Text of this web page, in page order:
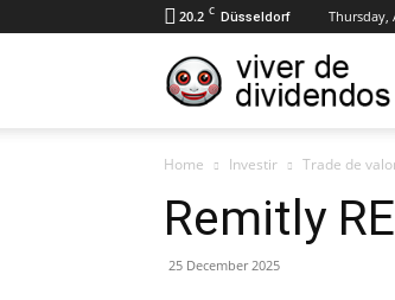
20.2 C Düsseldorf Thursday,
Home Investir Trade de
Remitly
25 December 2025